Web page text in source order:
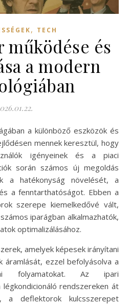
, TECH
és
a modern
mennek keresztül, hogy
igényeinek és a piaci
során számos új megoldás
a hatékonyság növelését, a
a fenntarthatóságot. Ebben a
szerepe kiemelkedővé vált,
iparágban alkalmazhatók,
optimalizálásához.
amelyek képesek irányítani
áramlását, ezzel befolyásolva a
folyamatokat. Az ipari
rendszereken át
a deflektorok kulcsszerepet